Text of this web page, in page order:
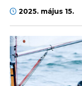
2025. május 15.